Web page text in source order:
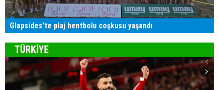
Glapsides'te plaj hentbolu coşkusu yaşandı
TÜRKİYE